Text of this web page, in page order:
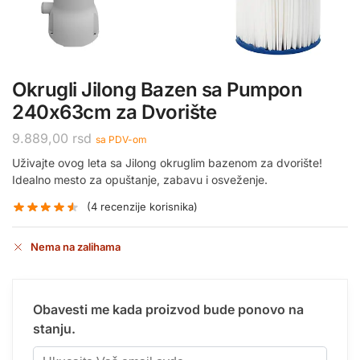
Okrugli Jilong Bazen sa Pumpon
240x63cm za Dvorište
9.889,00 rsd sa PDV-om
Uživajte ovog leta sa Jilong okruglim bazenom za dvorište!
Idealno mesto za opuštanje, zabavu i osveženje.
(4 recenzije korisnika)
Nema na zalihama
Obavesti me kada proizvod bude ponovo na
stanju.